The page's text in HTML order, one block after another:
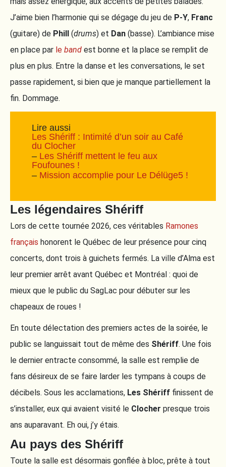
J’aime bien l’harmonie qui se dégage du jeu de P-Y, Franc
(guitare) de Phill (drums) et Dan (basse). L’ambiance mise
en place par le band est bonne et la place se remplit de
plus en plus. Entre la danse et les conversations, le set
passe rapidement, si bien que je manque partiellement la
fin. Dommage.
Lire aussi
Les Shériff : Intimité d’un soir au Café
du Clocher
– Les Shériff mettent le feu aux
Foufounes !
– Mission accomplie pour Le Délüge5 !
Les légendaires Shériff
Lors de cette tournée 2026, ces véritables Ramones
français honorent le Québec de leur présence pour cinq
concerts, dont trois à guichets fermés. La ville d’Alma est
leur premier arrêt avant Québec et Montréal : quoi de
mieux que le public du SagLac pour débuter sur les
chapeaux de roues !
En toute délectation des premiers actes de la soirée, le
public se languissait tout de même des Shériff. Une fois
le dernier entracte consommé, la salle est remplie de
fans désireux de se faire larder les tympans à coups de
décibels. Sous les acclamations, Les Shériff finissent de
s’installer, eux qui avaient visité le Clocher presque trois
ans auparavant. Eh oui, j’y étais.
Au pays des Shériff
Toute la salle est désormais gonflée à bloc, prête à tout